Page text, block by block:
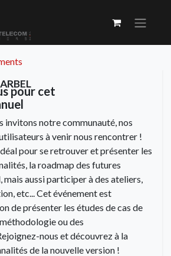
pour cet
invitons notre communauté, nos
à venir nous rencontrer !
pour se retrouver et présenter les
la roadmap des futures
mais aussi participer à des ateliers,
etc... Cet événement est
de présenter les études de cas de
ou des
nous et découvrez à la
de la nouvelle version !